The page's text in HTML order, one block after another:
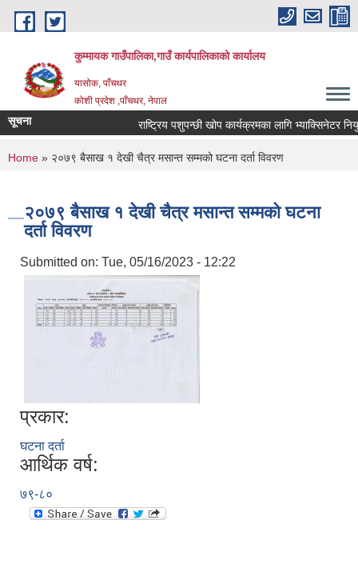
Skip to main content
कुम्मायक गाउँपालिका,गाउँ कार्यपालिकाको कार्यालय
यासोक, पाँचथर
कोशी प्रदेश ,पाँचथर, नेपाल
सूचना राष्ट्रिय पशुपन्छी खोप कार्यक्रमका लागि भ्याक्सिनेटर
You are here
Home » २०७९ बैसाख १ देखी चैत्र मसान्त सम्मको घटना दर्ता विवरण
२०७९ बैसाख १ देखी चैत्र मसान्त सम्मको घटना
दर्ता विवरण
Submitted on: Tue, 05/16/2023 - 12:22
प्रकार:
घटना दर्ता
आर्थिक वर्ष:
७९-८०